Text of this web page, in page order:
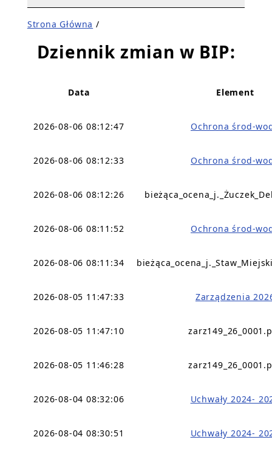
Strona Główna /
Dziennik zmian w BIP:
Data Element
2026-08-06 08:12:47 Ochrona środ-
2026-08-06 08:12:33 Ochrona środ-
2026-08-06 08:12:26
2026-08-06 08:11:52 Ochrona środ-
2026-08-06 08:11:34
2026-08-05 11:47:33 Zarządzenia
2026-08-05 11:47:10
2026-08-05 11:46:28
2026-08-04 08:32:06 Uchwały 2024-
2026-08-04 08:30:51 Uchwały 2024-